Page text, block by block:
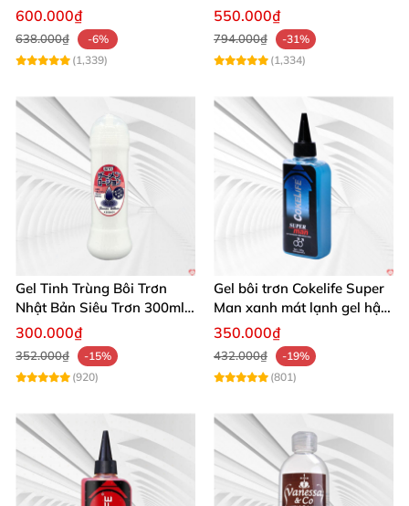
cấp Nga
600.000₫
638.000₫
-6%
(1,339)
dương vật cho Nam 50ml
550.000₫
794.000₫
-31%
(1,334)
Gel Tinh Trùng Bôi Trơn
Nhật Bản Siêu Trơn 300ml
Cao Cấp
300.000₫
352.000₫
-15%
(920)
Gel bôi trơn Cokelife Super
Man xanh mát lạnh gel hậu
môn gay
350.000₫
432.000₫
-19%
(801)